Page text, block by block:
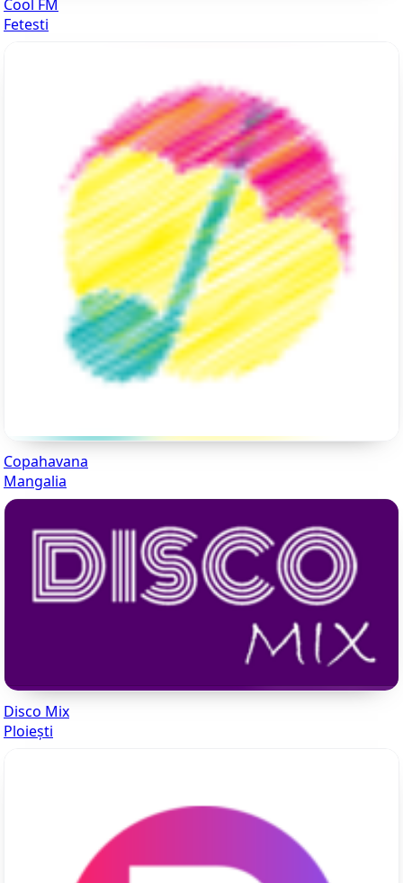
Cool FM
Fetesti
Copahavana
Mangalia
Disco Mix
Ploiești